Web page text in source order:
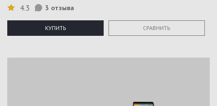
4.3 3 отзыва
КУПИТЬ СРАВНИТЬ